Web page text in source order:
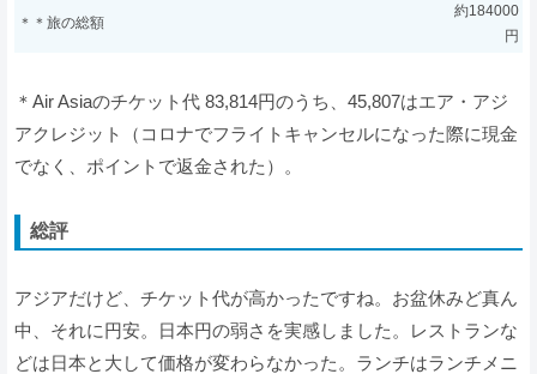
＊＊旅の総額
約184000
円
＊Air Asiaのチケット代 83,814円のうち、45,807はエア・アジ
アクレジット（コロナでフライトキャンセルになった際に現金
でなく、ポイントで返金された）。
総評
アジアだけど、チケット代が高かったですね。お盆休みど真ん
中、それに円安。日本円の弱さを実感しました。レストランな
どは日本と大して価格が変わらなかった。ランチはランチメニ